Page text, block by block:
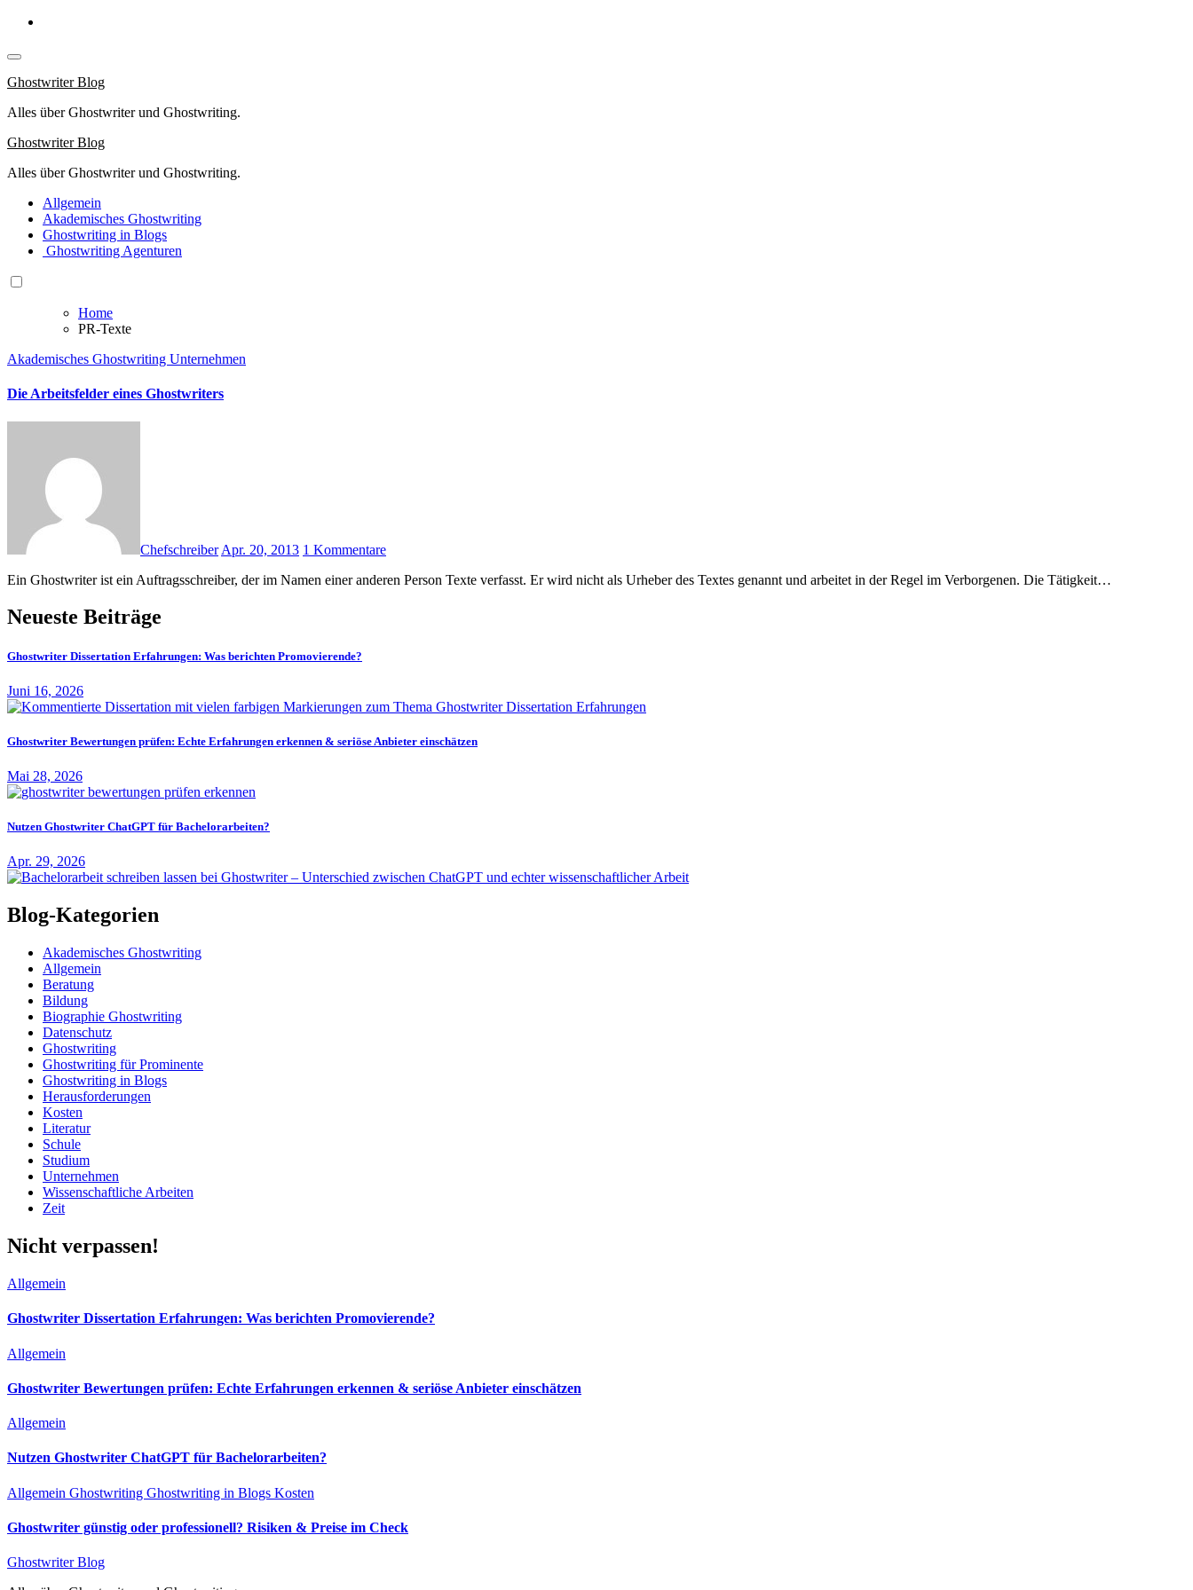
Springe
Inhalt
Ghostwriter Blog
Alles über Ghostwriter und Ghostwriting.
Ghostwriter Blog
Alles über Ghostwriter und Ghostwriting.
Allgemein
Akademisches Ghostwriting
Ghostwriting in Blogs
Ghostwriting Agenturen
Home
PR-Texte
Akademisches Ghostwriting Unternehmen
Die Arbeitsfelder eines Ghostwriters
Chefschreiber Apr. 20, 2013 1 Kommentare
Ein Ghostwriter ist ein Auftragsschreiber, der im Namen einer anderen Person Texte verfasst. Er wird nicht als Urheber des Textes genannt und arbeitet in der Regel im Verborgenen. Die Tätigkeit…
Neueste Beiträge
Ghostwriter Dissertation Erfahrungen: Was berichten Promovierende?
Juni 16, 2026
Ghostwriter Bewertungen prüfen: Echte Erfahrungen erkennen & seriöse Anbieter einschätzen
Mai 28, 2026
Nutzen Ghostwriter ChatGPT für Bachelorarbeiten?
Apr. 29, 2026
Blog-Kategorien
Akademisches Ghostwriting
Allgemein
Beratung
Bildung
Biographie Ghostwriting
Datenschutz
Ghostwriting
Ghostwriting für Prominente
Ghostwriting in Blogs
Herausforderungen
Kosten
Literatur
Schule
Studium
Unternehmen
Wissenschaftliche Arbeiten
Zeit
Nicht verpassen!
Allgemein
Ghostwriter Dissertation Erfahrungen: Was berichten Promovierende?
Allgemein
Ghostwriter Bewertungen prüfen: Echte Erfahrungen erkennen & seriöse Anbieter einschätzen
Allgemein
Nutzen Ghostwriter ChatGPT für Bachelorarbeiten?
Allgemein Ghostwriting Ghostwriting in Blogs Kosten
Ghostwriter günstig oder professionell? Risiken & Preise im Check
Ghostwriter Blog